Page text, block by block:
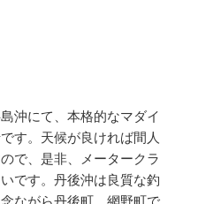
沖にて、本格的なマダイ
す。天候が良ければ間人
で、是非、メータークラ
です。丹後沖は良質な釣
ながら丹後町、網野町で